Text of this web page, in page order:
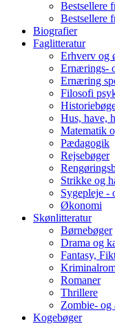
Bestsellere
Bestsellere
Biografier
Faglitteratur
Erhverv og
Ernærings-
Ernæring
Filosofi
Hus, have,
Matematik
Pædagogik
Rejsebøger
Strikke og
Sygepleje -
Økonomi
Skønlitteratur
Børnebøger
Drama og
Fantasy,
Romaner
Thrillere
Zombie- og
Kogebøger